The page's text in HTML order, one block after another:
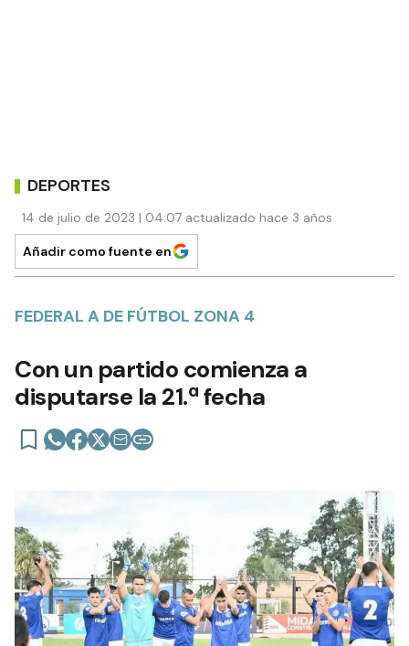
DEPORTES
14 de julio de 2023 | 04:07 actualizado hace 3 años
Añadir como fuente en
FEDERAL A DE FÚTBOL ZONA 4
Con un partido comienza a
disputarse la 21.ª fecha